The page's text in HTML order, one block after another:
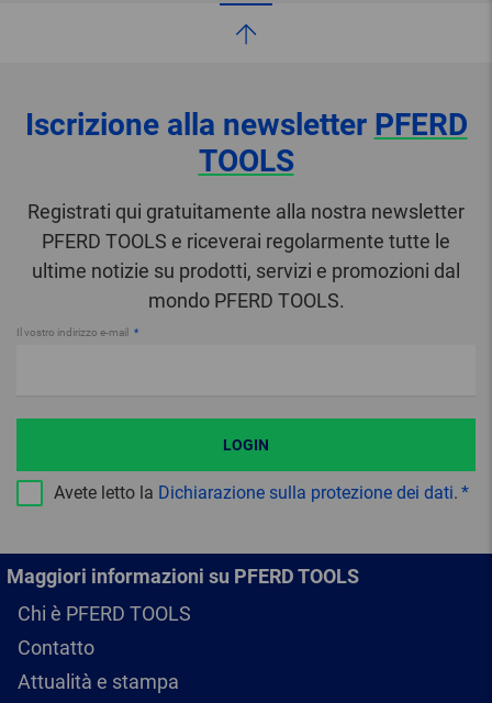
Iscrizione alla newsletter PFERD
TOOLS
Registrati qui gratuitamente alla nostra newsletter
PFERD TOOLS e riceverai regolarmente tutte le
ultime notizie su prodotti, servizi e promozioni dal
mondo PFERD TOOLS.
Il vostro indirizzo e-mail
Avete letto la Dichiarazione sulla protezione dei dati.
LOGIN
Maggiori informazioni su PFERD TOOLS
Chi è PFERD TOOLS
Contatto
Attualità e stampa